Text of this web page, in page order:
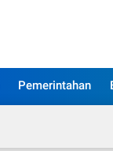
Pemerintahan